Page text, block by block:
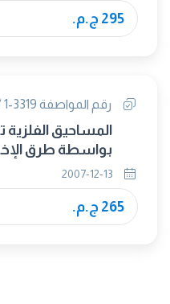
295 ج.م.
رقم المواصفة 3319-1 / 2007
المساحيق
بواسطة طرق
عامة
265 ج.م.